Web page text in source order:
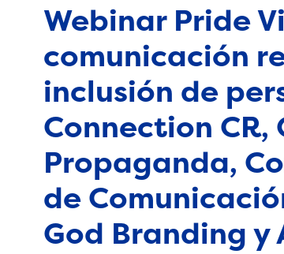
Webinar Pride
comunicación
inclusión de
Connection
Propaganda,
de
God Branding y